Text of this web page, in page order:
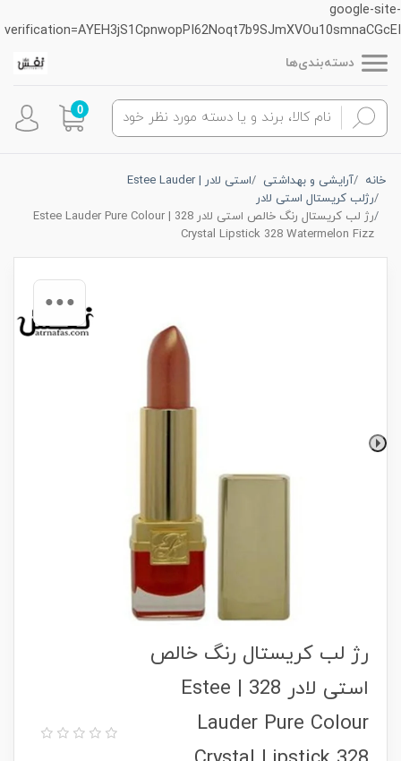
google-site-
verification=AYEH3jS1CpnwopPI62Noqt7b9SJmXVOu10smnaCGcEI
دسته‌بندی‌ها
0
خانه آرایشی و بهداشتی
استی لادر | Estee Lauder
رژلب کریستال استی لادر
رژ لب کریستال رنگ خالص استی لادر 328 | Estee Lauder Pure Colour
Crystal Lipstick 328 Watermelon Fizz
رژ لب کریستال رنگ خالص
استی لادر 328 | Estee
Lauder Pure Colour